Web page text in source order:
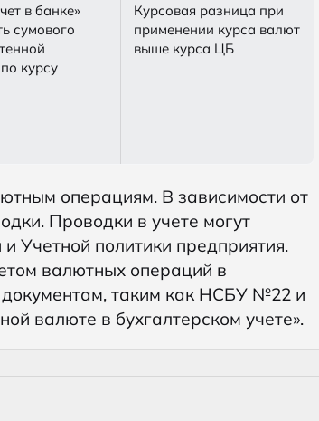
в банке»
сумового
курсу
Курсовая разница при
применении курса валют
выше курса ЦБ
операциям. В зависимости от
Проводки в учете могут
Учетной политики предприятия.
валютных операций в
таким как НСБУ №22 и
валюте в бухгалтерском учете».